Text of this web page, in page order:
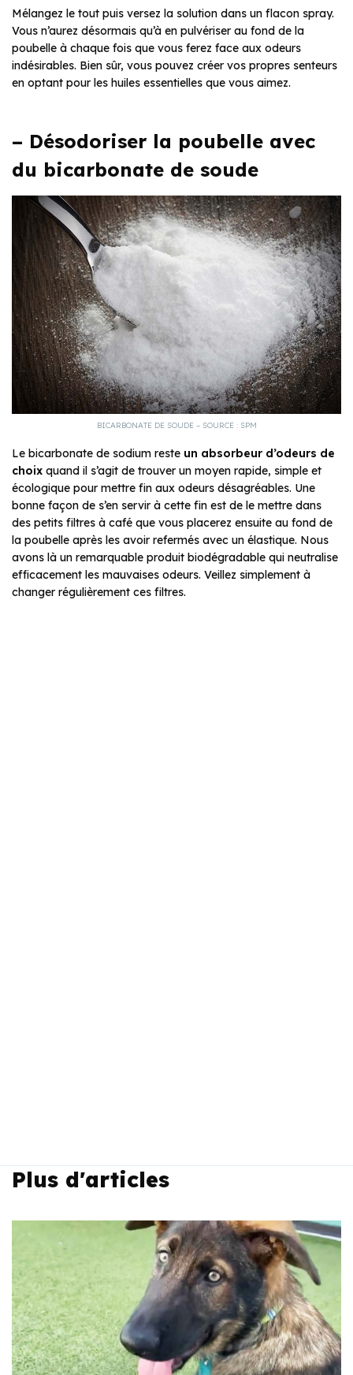
Mélangez le tout puis versez la solution dans un flacon spray.
Vous n’aurez désormais qu’à en pulvériser au fond de la
poubelle à chaque fois que vous ferez face aux odeurs
indésirables. Bien sûr, vous pouvez créer vos propres senteurs
en optant pour les huiles essentielles que vous aimez.
– Désodoriser la poubelle avec
du bicarbonate de soude
BICARBONATE DE SOUDE – SOURCE : SPM
Le bicarbonate de sodium reste un absorbeur d’odeurs de
choix quand il s’agit de trouver un moyen rapide, simple et
écologique pour mettre fin aux odeurs désagréables. Une
bonne façon de s’en servir à cette fin est de le mettre dans
des petits filtres à café que vous placerez ensuite au fond de
la poubelle après les avoir refermés avec un élastique. Nous
avons là un remarquable produit biodégradable qui neutralise
efficacement les mauvaises odeurs. Veillez simplement à
changer régulièrement ces filtres.
Plus d'articles